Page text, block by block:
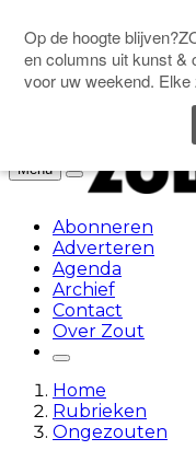
Doneer
Menu
Abonneren
Adverteren
Agenda
Archief
Contact
Over Zout
Home
Rubrieken
Ongezouten